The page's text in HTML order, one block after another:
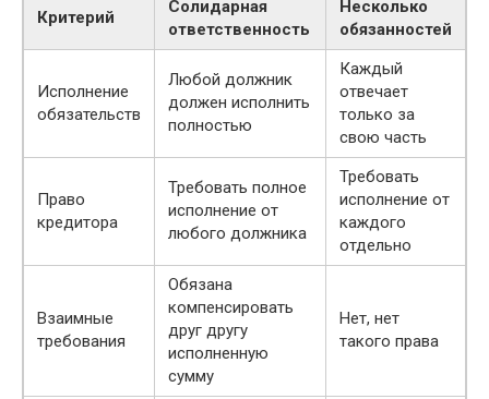
Критерий
Солидарная
ответственность
Несколько
обязанностей
Исполнение
обязательств
Любой должник
должен исполнить
полностью
Каждый
отвечает
только за
свою часть
Право
кредитора
Требовать полное
исполнение от
любого должника
Требовать
исполнение от
каждого
отдельно
Взаимные
требования
Обязана
компенсировать
друг другу
исполненную
сумму
Нет, нет
такого права